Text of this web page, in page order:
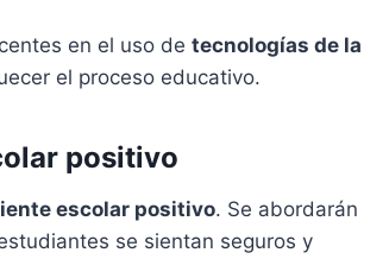
en el uso de tecnologías de la
el proceso educativo.
positivo
escolar positivo. Se abordarán
se sientan seguros y